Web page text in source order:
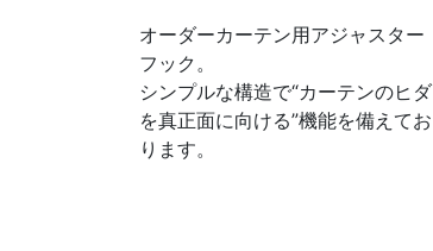
オーダーカーテン用アジャスター
フック。
シンプルな構造で“カーテンのヒダ
を真正面に向ける”機能を備えてお
ります。